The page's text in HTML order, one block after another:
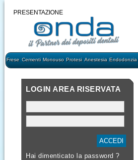
PRESENTAZIONE
Frese Cementi Monouso Protesi Anestesia Endodonzia
LOGIN AREA RISERVATA
Hai dimenticato la password ?